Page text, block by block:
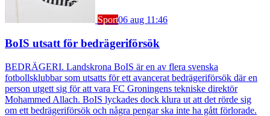
Sport06 aug 11:46
BoIS utsatt för bedrägeriförsök
BEDRÄGERI. Landskrona BoIS är en av flera svenska
fotbollsklubbar som utsatts för ett avancerat bedrägeriförsök där en
person utgett sig för att vara FC Groningens tekniske direktör
Mohammed Allach. BoIS lyckades dock klura ut att det rörde sig
om ett bedrägeriförsök och några pengar ska inte ha gått förlorade.